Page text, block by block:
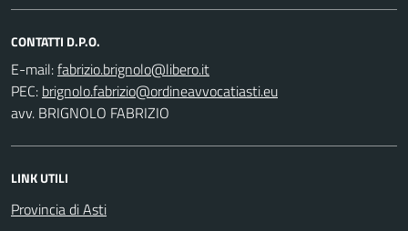
CONTATTI D.P.O.
E-mail:
PEC:
avv. BRIGNOLO FABRIZIO
LINK UTILI
Provincia di Asti